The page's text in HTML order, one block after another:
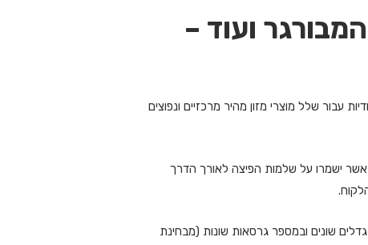
ועוד –
עבור שלל מוצרי מזון מהיר מרכזיים ונפוצים
אשר ישמרו על שלמות הפיצה לאורך הדרך
שונים ובמספר גרסאות שונות (מבחינת